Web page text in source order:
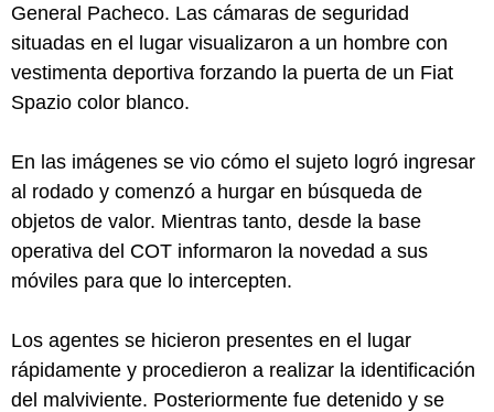
General Pacheco. Las cámaras de seguridad
situadas en el lugar visualizaron a un hombre con
vestimenta deportiva forzando la puerta de un Fiat
Spazio color blanco.
En las imágenes se vio cómo el sujeto logró ingresar
al rodado y comenzó a hurgar en búsqueda de
objetos de valor. Mientras tanto, desde la base
operativa del COT informaron la novedad a sus
móviles para que lo intercepten.
Los agentes se hicieron presentes en el lugar
rápidamente y procedieron a realizar la identificación
del malviviente. Posteriormente fue detenido y se